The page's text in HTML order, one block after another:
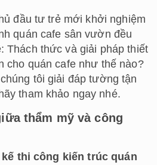
đầu tư trẻ mới khởi nghiệm
quán cafe sân vườn đều
Thách thức và giải pháp thiết
cho quán cafe như thế nào?
tôi giải đáp tường tận
tham khảo ngay nhé.
thẩm mỹ và công
thi công kiến trúc quán